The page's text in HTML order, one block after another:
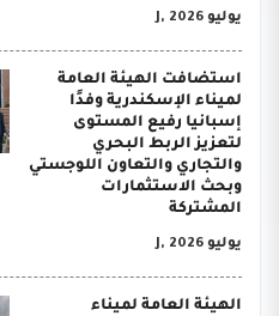
يوليو J, 2026
استضافت الهيئة العامة
لميناء الإسكندرية وفدًا
إسبانيا رفيع المستوى
لتعزيز الربط البحري
والتجاري والتعاون اللوجستي
وبحث الاستثمارات
المشتركة
يوليو J, 2026
الهيئة العامة لميناء